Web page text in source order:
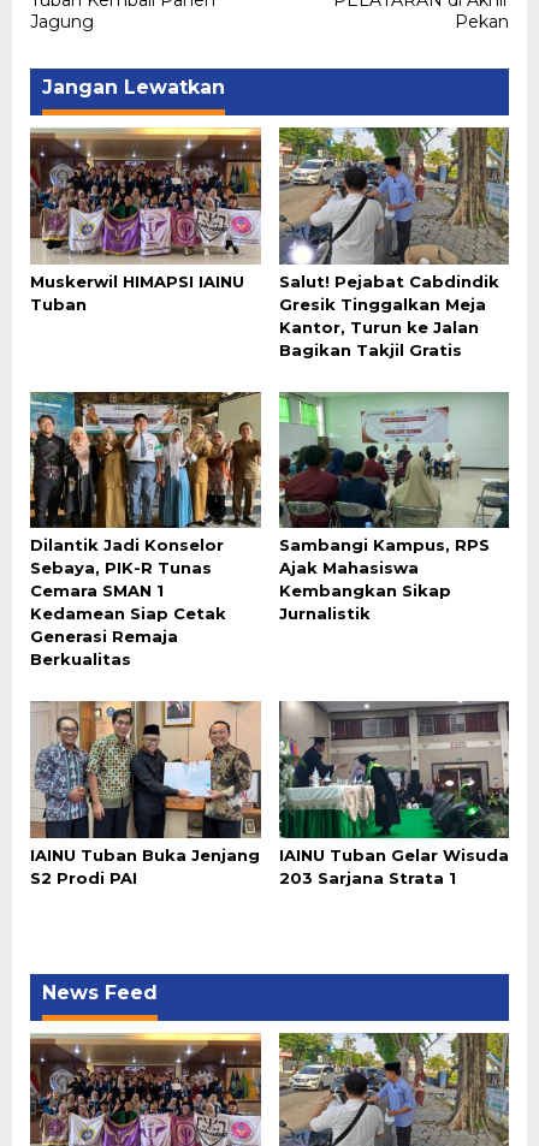
Jagung
Pekan
Jangan Lewatkan
Muskerwil HIMAPSI IAINU
Tuban
Salut! Pejabat Cabdindik
Gresik Tinggalkan Meja
Kantor, Turun ke Jalan
Bagikan Takjil Gratis
Dilantik Jadi Konselor
Sebaya, PIK-R Tunas
Cemara SMAN 1
Kedamean Siap Cetak
Generasi Remaja
Berkualitas
Sambangi Kampus, RPS
Ajak Mahasiswa
Kembangkan Sikap
Jurnalistik
IAINU Tuban Buka Jenjang
S2 Prodi PAI
IAINU Tuban Gelar Wisuda
203 Sarjana Strata 1
News Feed